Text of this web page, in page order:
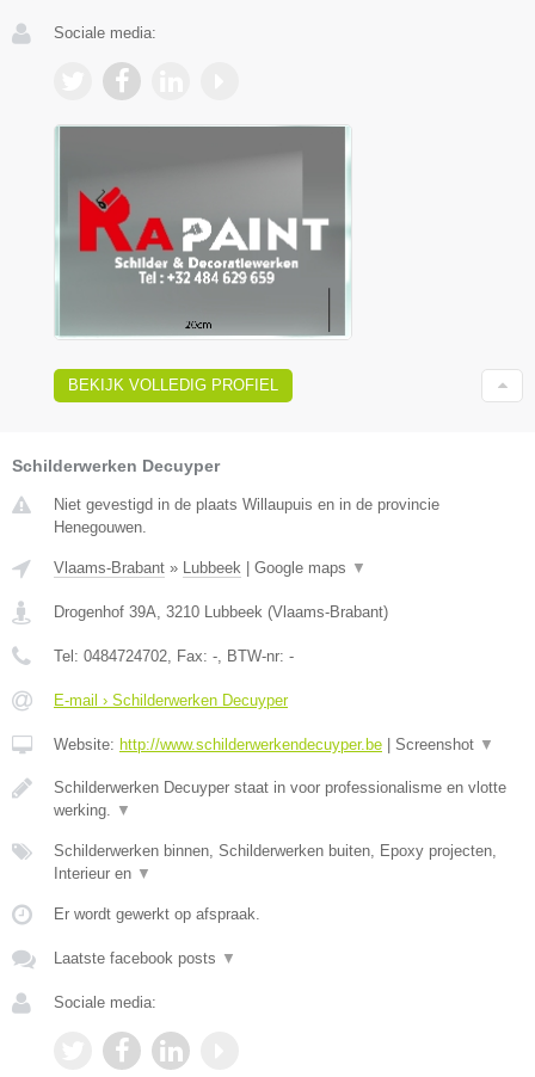
Sociale media:
BEKIJK VOLLEDIG PROFIEL
Schilderwerken Decuyper
Niet gevestigd in de plaats Willaupuis en in de provincie
Henegouwen.
Vlaams-Brabant » Lubbeek | Google maps ▼
Drogenhof 39A 3210 Lubbeek (Vlaams-Brabant)
Tel: 0484724702 , Fax: - , BTW-nr: -
E-mail › Schilderwerken Decuyper
Website: http://www.schilderwerkendecuyper.be | Screenshot ▼
Schilderwerken Decuyper staat in voor professionalisme en vlotte
werking.
▼
Schilderwerken binnen, Schilderwerken buiten, Epoxy projecten,
Interieur en ▼
Er wordt gewerkt op afspraak.
Laatste facebook posts ▼
Sociale media: